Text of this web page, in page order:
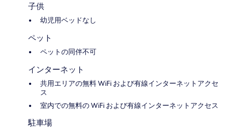
子供
幼児用ベッドなし
ペット
ペットの同伴不可
インターネット
共用エリアの無料 WiFi および有線インターネットアクセ
ス
室内での無料の WiFi および有線インターネットアクセス
駐車場